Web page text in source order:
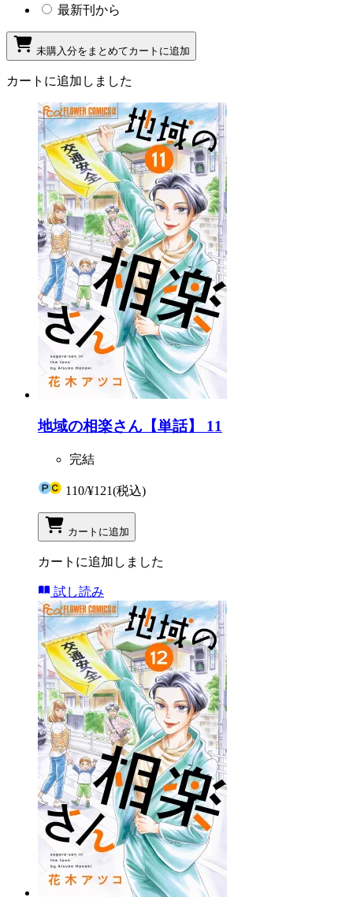
最新刊から
未購入分をまとめてカートに追加
カートに追加しました
地域の相楽さん【単話】 11
完結
110/¥121(税込)
カートに追加
カートに追加しました
試し読み